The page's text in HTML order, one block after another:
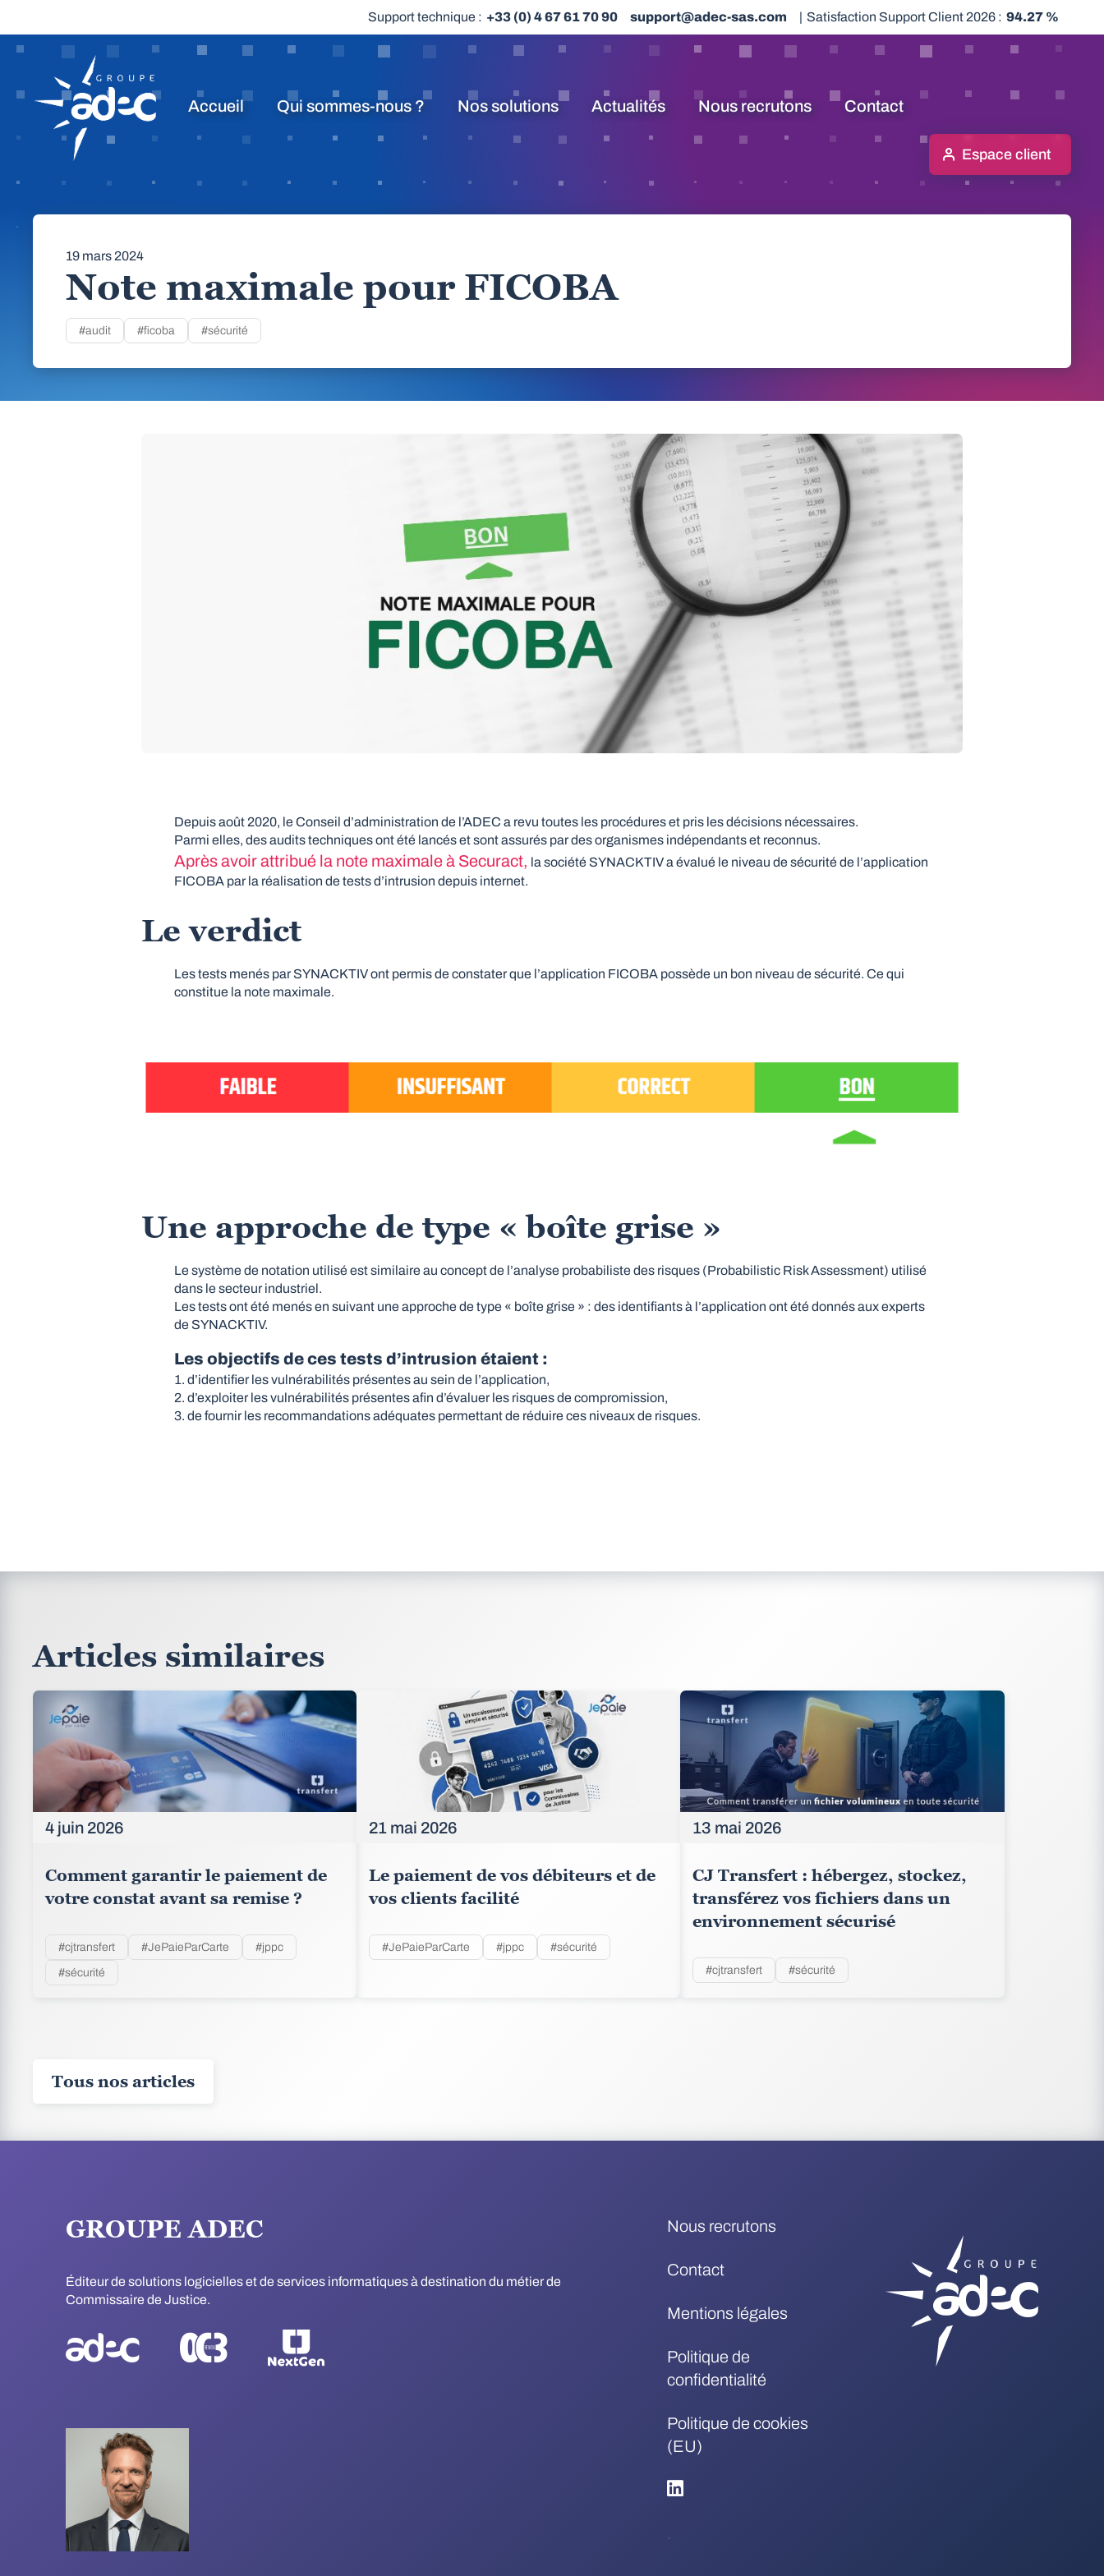
Support technique : +33 (0) 4 67 61 70 90 support@adec-sas.com | Satisfaction Support Client 2026 : 94.27 %
Accueil Qui sommes-nous ? Nos solutions Actualités Nous recrutons Contact
Espace client
19 mars 2024
Note maximale pour FICOBA
#audit #ficoba #sécurité
Depuis août 2020, le Conseil d’administration de l’ADEC a revu toutes les procédures et pris les décisions nécessaires.
Parmi elles, des audits techniques ont été lancés et sont assurés par des organismes indépendants et reconnus.
Après avoir attribué la note maximale à Securact, la société SYNACKTIV a évalué le niveau de sécurité de l’application
FICOBA par la réalisation de tests d’intrusion depuis internet.
Le verdict
Les tests menés par SYNACKTIV ont permis de constater que l’application FICOBA possède un bon niveau de sécurité. Ce qui
constitue la note maximale.
Une approche de type « boîte grise »
Le système de notation utilisé est similaire au concept de l’analyse probabiliste des risques (Probabilistic Risk Assessment) utilisé
dans le secteur industriel.
Les tests ont été menés en suivant une approche de type « boîte grise » : des identifiants à l’application ont été donnés aux experts
de SYNACKTIV.
Les objectifs de ces tests d’intrusion étaient :
d’identifier les vulnérabilités présentes au sein de l’application,
d’exploiter les vulnérabilités présentes afin d’évaluer les risques de compromission,
de fournir les recommandations adéquates permettant de réduire ces niveaux de risques.
Articles similaires
4 juin 2026
Comment garantir le paiement de
votre constat avant sa remise ?
#cjtransfert #JePaieParCarte #jppc
#sécurité
21 mai 2026
Le paiement de vos débiteurs et de
vos clients facilité
#JePaieParCarte #jppc #sécurité
13 mai 2026
CJ Transfert : hébergez, stockez,
transférez vos fichiers dans un
environnement sécurisé
#cjtransfert #sécurité
Tous nos articles
GROUPE ADEC
Éditeur de solutions logicielles et de services informatiques à destination du métier de
Commissaire de Justice.
Nous recrutons
Contact
Mentions légales
Politique de
confidentialité
Politique de cookies
(EU)
.